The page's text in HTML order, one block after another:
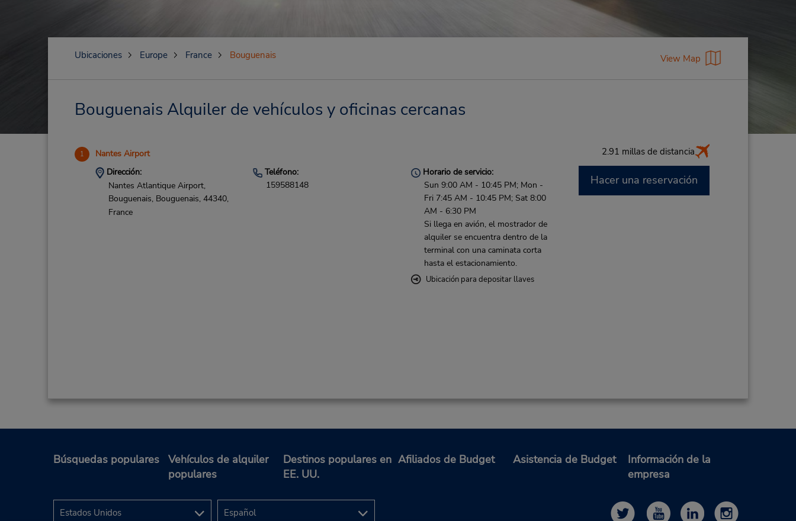
Ubicaciones Europe France Bouguenais View Map
Bouguenais Alquiler de vehículos y oficinas cercanas
1 Nantes Airport 2.91 millas de distancia
Dirección:
Nantes Atlantique Airport,
Bouguenais, Bouguenais, 44340,
France
Teléfono:
159588148
Horario de servicio:
Sun 9:00 AM - 10:45 PM; Mon -
Fri 7:45 AM - 10:45 PM; Sat 8:00
AM - 6:30 PM
Si llega en avión, el mostrador de
alquiler se encuentra dentro de la
terminal con una caminata corta
hasta el estacionamiento.
Ubicación para depositar llaves
Hacer una reservación
Búsquedas populares
Vehículos de alquiler
populares
Destinos populares en
EE. UU.
Afiliados de Budget Asistencia de Budget
Información de la
empresa